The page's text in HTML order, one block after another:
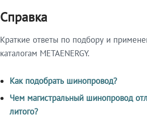
Справка
Краткие ответы по подбору и
каталогам METAENERGY.
Как подобрать шинопровод?
Чем магистральный шинопровод
литого?